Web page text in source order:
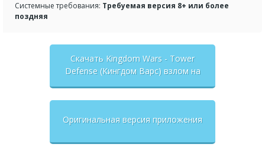
Системные требования: Требуемая версия 8+ или более
поздняя
Скачать Kingdom Wars - Tower
Defense (Кингдом Варс) взлом на
Оригинальная версия приложения